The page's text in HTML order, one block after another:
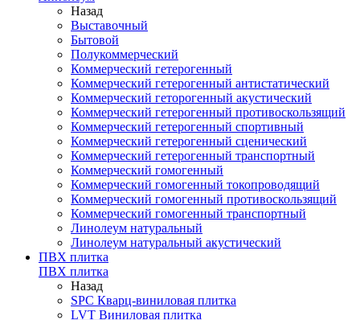
Назад
Выставочный
Бытовой
Полукоммерческий
Коммерческий гетерогенный
Коммерческий гетерогенный антистатический
Коммерческий геторогенный акустический
Коммерческий гетерогенный противоскользящий
Коммерческий гетерогенный спортивный
Коммерческий гетерогенный сценический
Коммерческий гетерогенный транспортный
Коммерческий гомогенный
Коммерческий гомогенный токопроводящий
Коммерческий гомогенный противоскользящий
Коммерческий гомогенный транспортный
Линолеум натуральный
Линолеум натуральный акустический
ПВХ плитка
ПВХ плитка
Назад
SPC Кварц-виниловая плитка
LVT Виниловая плитка